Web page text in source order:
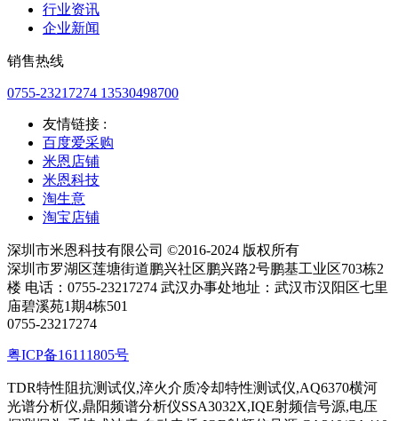
行业资讯
企业新闻
销售热线
0755-23217274 13530498700
友情链接 :
百度爱采购
米恩店铺
米恩科技
淘生意
淘宝店铺
深圳市米恩科技有限公司 ©2016-2024 版权所有
深圳市罗湖区莲塘街道鹏兴社区鹏兴路2号鹏基工业区703栋2
楼 电话：0755-23217274 武汉办事处地址：武汉市汉阳区七里
庙碧溪苑1期4栋501
0755-23217274
粤ICP备16111805号
TDR特性阻抗测试仪,淬火介质冷却特性测试仪,AQ6370横河
光谱分析仪,鼎阳频谱分析仪SSA3032X,IQE射频信号源,电压